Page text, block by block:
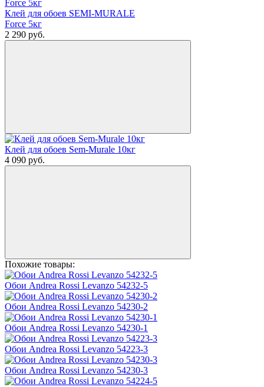
Клей для обоев SEMI-MURALE
Force 5кг
2 290 руб.
Клей для обоев Sem-Murale 10кг
4 090 руб.
Похожие товары:
Обои Andrea Rossi Levanzo 54232-5
Обои Andrea Rossi Levanzo 54230-2
Обои Andrea Rossi Levanzo 54230-1
Обои Andrea Rossi Levanzo 54223-3
Обои Andrea Rossi Levanzo 54230-3